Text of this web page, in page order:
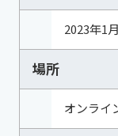
2023年1
場所
オンライ